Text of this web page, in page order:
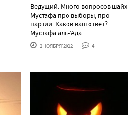
Ведущий: Много вопросов шайх
Мустафа про выборы, про
партии. Каков ваш ответ?
Мустафа аль-‘Ада......
2 НОЯБРЯ'2012 4